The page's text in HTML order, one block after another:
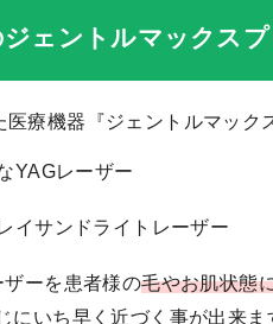
ジェントルマックスプ
療機器『ジェントルマック
YAGレーザー
イサンドライトレーザー
ーを患者様の毛やお肌状態
にいち早く近づく事が出来ま